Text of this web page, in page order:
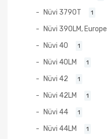
Nüvi 3790T 1
Nüvi 390LM, Europe
Nüvi 40 1
Nüvi 40LM 1
Nüvi 42 1
Nüvi 42LM 1
Nüvi 44 1
Nüvi 44LM 1